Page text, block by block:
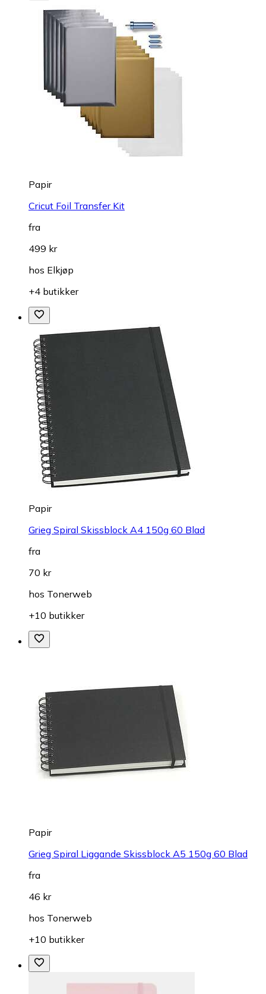
Papir
Cricut Foil Transfer Kit
fra
499 kr
hos Elkjøp
+4 butikker
Papir
Grieg Spiral Skissblock A4 150g 60 Blad
fra
70 kr
hos Tonerweb
+10 butikker
Papir
Grieg Spiral Liggande Skissblock A5 150g 60 Blad
fra
46 kr
hos Tonerweb
+10 butikker